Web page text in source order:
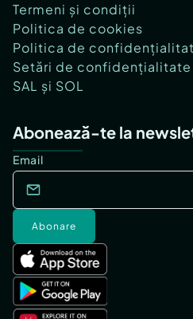
Termeni și condiții
Politica de cookies
Politica de
Setări de confidențialitate
SAL și SOL
Abonează-te la
Email
Abonare